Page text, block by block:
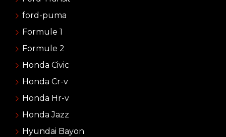
ford-puma
Formule 1
Formule 2
Honda Civic
Honda Cr-v
Honda Hr-v
Honda Jazz
Hyundai Bayon